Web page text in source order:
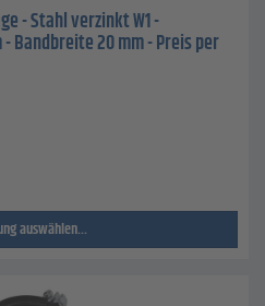
- Stahl verzinkt W1 -
Bandbreite 20 mm - Preis per
auswählen...